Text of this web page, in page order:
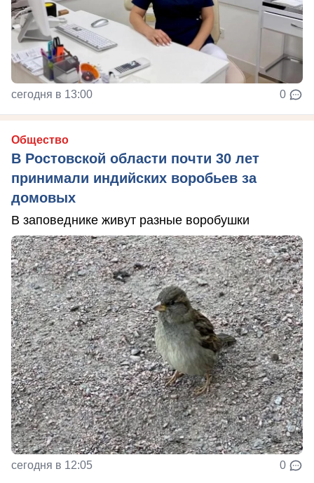
сегодня в 13:00 0
Общество
В Ростовской области почти 30 лет
принимали индийских воробьев за
домовых
В заповеднике живут разные воробушки
сегодня в 12:05 0